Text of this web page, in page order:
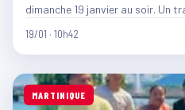
dimanche 19 janvier au soir. Un
19/01 · 10h42
MARTINIQUE